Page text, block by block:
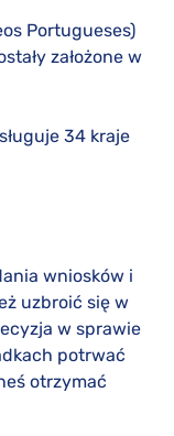
Portugueses)
założone w
34 kraje
wniosków i
uzbroić się w
w sprawie
potrwać
otrzymać